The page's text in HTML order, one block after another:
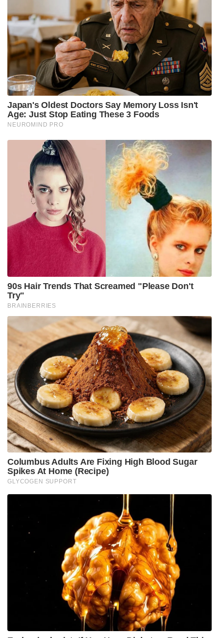
സാഹചര്യത്തിലാണ് ഇപ്പോൾ വിശദീകരണവുമായി
അവർ രംഗത്തെത്തിയത്.
Stories you may like
ബെവ്കോയിൽ വടംവലി; തീരുമാനങ്ങളെടുക്കുന്നത്
വകുപ്പ് അറിയാതെ, എംഡി യോഗേഷ് ഗുപ്തയോട്
വിശദീകരണം തേടാൻ മന്ത്രി എം. ലിജു!
3.25 ലക്ഷം കോടിയുടെ മെഗാ കരാർ; 94 റഫാൽ
യുദ്ധവിമാനങ്ങൾ ഇന്ത്യയിൽ നിർമ്മിക്കും,
ഫ്രാൻസിന്റെ വൻ ഓഫർ
വാർത്തകൾ മാധ്യമശ്രദ്ധ നേടാൻ വേണ്ടി
മാത്രമുള്ളതാണെന്നും ‘എരിവും പുളിയും ഉള്ള
ഭാഗങ്ങൾ മാത്രം’ തിരഞ്ഞെടുത്ത്
വിവാദമുണ്ടാക്കരുതെന്നും മഹുവ എക്സിൽ
പങ്കുവെച്ച ഒരു പോസ്റ്റിലൂടെ വ്യക്തമാക്കി.
മുഴുവൻ അഭിമുഖവും കേൾക്കാതെയാണ്
മാധ്യമങ്ങൾ വാർത്ത നൽകുന്നത്. സുവേന്ദു
അധികാരി ഒരു ‘മാലാഖ’ ഒന്നുമല്ലെന്ന് എനിക്ക്
കൃത്യമായി അറിയാം. അദ്ദേഹം ടിഎംസി വിട്ടതിന്
ശേഷം ഇന്നുവരെ താൻ അദ്ദേഹത്തോട്
സംസാരിക്കുകയോ ബന്ധപ്പെടുകയോ ചെയ്തിട്ടില്ല.
പാർട്ടിയിൽ നിന്ന് ആനുകൂല്യങ്ങളെല്ലാം പറ്റിയിട്ട്
ഇപ്പോൾ മമത ബാനർജിയെ വഞ്ചിക്കുന്ന വിമത
നേതാക്കളെ തുറന്നുകാട്ടാനാണ് താൻ ശ്രമിച്ചത്.
സായോനി ഘോഷ് ഉൾപ്പെടെയുള്ള യുവനേതാക്കൾ
പാർട്ടി വിട്ടതിൽ തനിക്ക് അത്ഭുതമുണ്ടെന്നും മഹുവ
വ്യക്തമാക്കി.
Tags: mahua moitra west bengal
tmc
Suvendu Adhikari